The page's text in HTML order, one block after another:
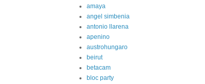
amaya
angel simbenia
antonio llarena
apenino
austrohungaro
beirut
betacam
bloc party